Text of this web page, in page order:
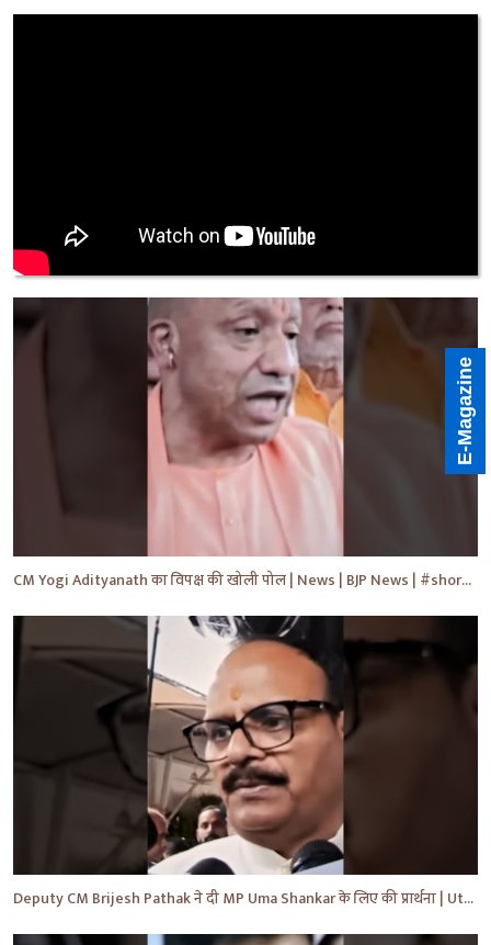
CM Yogi Adityanath का विपक्ष की खोली पोल | News | BJP News | #shorts #yt #news #ytshorts
Deputy CM Brijesh Pathak ने दी MP Uma Shankar के लिए की प्रार्थना | Uttar Pradesh News #shorts #yt
E-Magazine